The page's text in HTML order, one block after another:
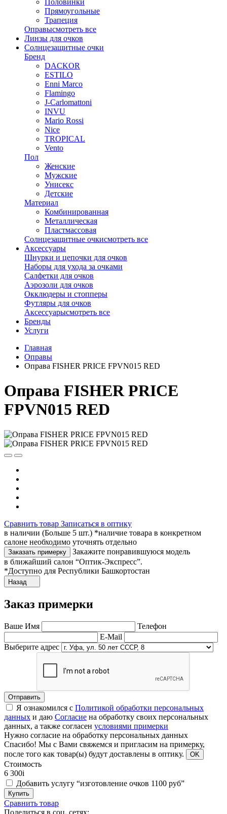
Прямоугольные
Трапеция
Оправысмотреть все
Линзы для очков
Солнцезащитные очки
Бренд
DACKOR
ESTILO
Enni Marco
Flamingo
J-Carlomattoni
INVU
Mario Rossi
Nice
TROPICAL
Vento
Пол
Женские
Мужские
Унисекс
Детские
Материал
Комбинированная
Металлическая
Пластмассовая
Солнцезащитные очкисмотреть все
Аксессуары
Шнурки и цепочки для очков
Наборы для ухода за очками
Салфетки для очков
Аэрозоли для очков
Окклюдеры и стопперы
Футляры для очков
Аксессуарысмотреть все
Бренды
Услуги
Главная
Оправы
Оправа FISHER PRICE FPVN015 RED
Оправа FISHER PRICE
FPVN015 RED
Сравнить товар Записаться в оптику
в наличии (Больше 5 шт.) *наличие товара в конкретном
салоне необходимо уточнять отдельно
Заказать примерку
Закажите понравившуюся модель
в ближайший салон “Оптик-Экспресс”.
*Доступно для Республики Башкортостан
Назад
Заказ примерки
Ваше Имя
Телефон
E-Mail
Выберите адрес
Отправить
Я ознакомился с Политикой обработки персональных
данных и даю Согласие на обработку своих персональных
данных, а также согласен условиями примерки
Нужно согласие на обработку персональных данных
Спасибо! Мы с Вами свяжемся и пригласим на примерку,
после того как товар(ы) будут доставлены в оптику.
OK
Стоимость
6 300i
Добавить услугу “изготовление очков 1100 руб”
Купить
Сравнить товар
Поделиться в соц. сетях: